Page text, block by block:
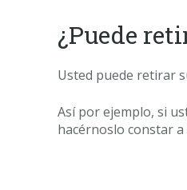
¿Puede
Usted puede retirar
Así por ejemplo, si
hacérnoslo constar